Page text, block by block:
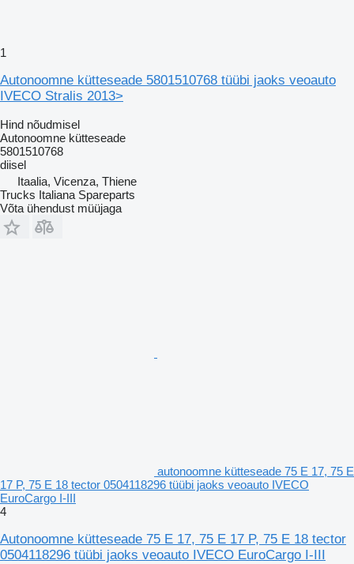
1
Autonoomne kütteseade 5801510768 tüübi jaoks veoauto
IVECO Stralis 2013>
Hind nõudmisel
Autonoomne kütteseade
5801510768
diisel
Itaalia, Vicenza, Thiene
Trucks Italiana Spareparts
Võta ühendust müüjaga
autonoomne kütteseade 75 E 17, 75 E
17 P, 75 E 18 tector 0504118296 tüübi jaoks veoauto IVECO
EuroCargo I-III
4
Autonoomne kütteseade 75 E 17, 75 E 17 P, 75 E 18 tector
0504118296 tüübi jaoks veoauto IVECO EuroCargo I-III